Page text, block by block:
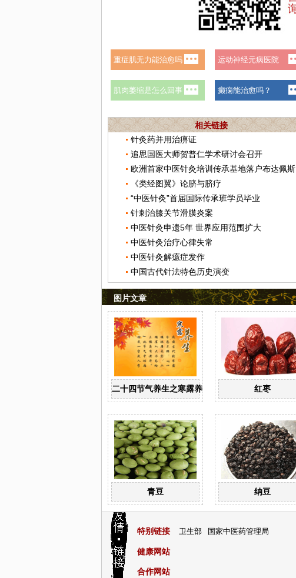
相关链接
针灸药并用治痹证
追思国医大师贺普仁学术研讨会召开
欧洲首家中医针灸培训传承基地落户布达佩斯
《类经图翼》论脐与脐疗
“中医针灸”首届国际传承班学员毕业
针刺治膝关节滑膜炎案
中医针灸申遗5年 世界应用范围扩大
中医针灸治疗心律失常
中医针灸解癔症发作
中国古代针法特色历史演变
图片文章
二十四节气养生之寒露养生 红枣
青豆 纳豆
特别链接 卫生部 国家中医药管理局
健康网站
合作网站